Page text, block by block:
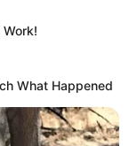
What Happened